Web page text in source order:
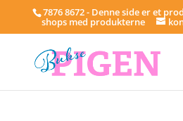
7876 8672 - Denne side er et
shops med produkterne